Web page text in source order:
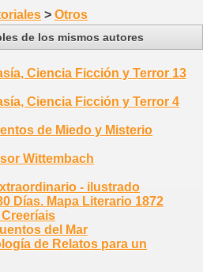
> Otros
de los mismos autores
Ciencia Ficción y Terror 13
Ciencia Ficción y Terror 4
de Miedo y Misterio
Wittembach
- ilustrado
Días. Mapa Literario 1872
del Mar
de Relatos para un